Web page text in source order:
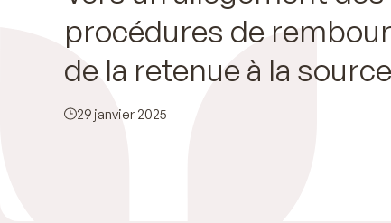
procédures de
de la retenue à la source
29 janvier 2025